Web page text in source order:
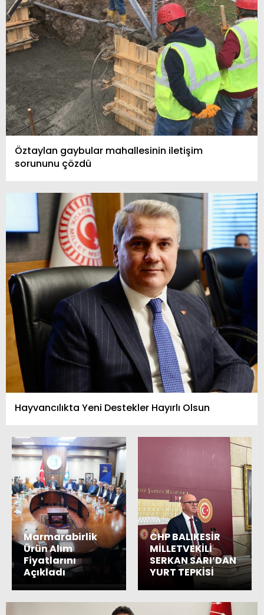
Öztaylan gaybular mahallesinin iletişim
sorununu çözdü
Hayvancılıkta Yeni Destekler Hayırlı Olsun
Marmarabirlik
Ürün Alım
Fiyatlarını
Açıkladı
CHP BALIKESİR
MİLLETVEKİLİ
SERKAN SARI’DAN
YURT TEPKİSİ